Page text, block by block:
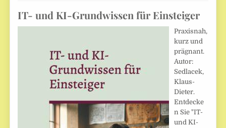
IT- und KI-Grundwissen für Einsteiger
Praxisnah,
kurz und
prägnant.
Autor:
Sedlacek,
Klaus-
Dieter.
Entdecke
n Sie "IT-
und KI-